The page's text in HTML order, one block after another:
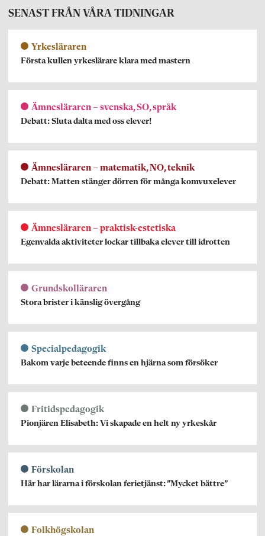
SENAST FRÅN VÅRA TIDNINGAR
Yrkesläraren
Första kullen yrkeslärare klara med mastern
Ämnesläraren – svenska, SO, språk
Debatt: Sluta dalta med oss elever!
Ämnesläraren – matematik, NO, teknik
Debatt: Matten stänger dörren för många komvuxelever
Ämnesläraren – praktisk-estetiska
Egenvalda aktiviteter lockar tillbaka elever till idrotten
Grundskolläraren
Stora brister i känslig övergång
Specialpedagogik
Bakom varje beteende finns en hjärna som försöker
Fritidspedagogik
Pionjären Elisabeth: Vi skapade en helt ny yrkeskår
Förskolan
Här har lärarna i förskolan ferietjänst: ”Mycket bättre”
Folkhögskolan